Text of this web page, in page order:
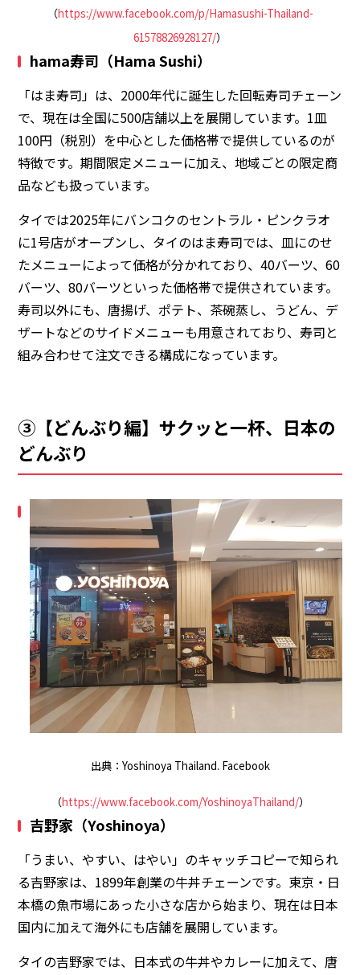
（https://www.facebook.com/p/Hamasushi-Thailand-
61578826928127/）
hama寿司（Hama Sushi）
「はま寿司」は、2000年代に誕生した回転寿司チェーン
で、現在は全国に500店舗以上を展開しています。1皿
100円（税別）を中心とした価格帯で提供しているのが
特徴です。期間限定メニューに加え、地域ごとの限定商
品なども扱っています。
タイでは2025年にバンコクのセントラル・ピンクラオ
に1号店がオープンし、タイのはま寿司では、皿にのせ
たメニューによって価格が分かれており、40バーツ、60
バーツ、80バーツといった価格帯で提供されています。
寿司以外にも、唐揚げ、ポテト、茶碗蒸し、うどん、デ
ザートなどのサイドメニューも用意されており、寿司と
組み合わせて注文できる構成になっています。
③【どんぶり編】サクッと一杯、日本の
どんぶり
出典：Yoshinoya Thailand. Facebook
（https://www.facebook.com/YoshinoyaThailand/）
吉野家（Yoshinoya）
「うまい、やすい、はやい」のキャッチコピーで知られ
る吉野家は、1899年創業の牛丼チェーンです。東京・日
本橋の魚市場にあった小さな店から始まり、現在は日本
国内に加えて海外にも店舗を展開しています。
タイの吉野家では、日本式の牛丼やカレーに加えて、唐